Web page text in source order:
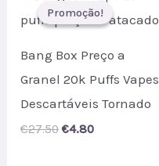
Promoção!
Promoção!
Bang Box Preço a
Granel 20k Puffs Vapes
Descartáveis Tornado
€27.50 Original
€4.80Current